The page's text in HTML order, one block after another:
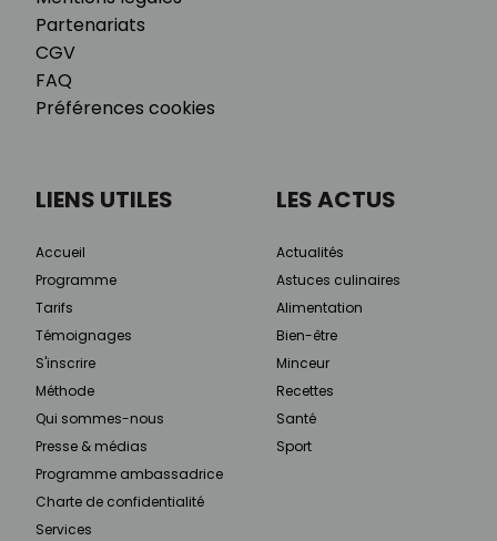
Partenariats
CGV
FAQ
Préférences cookies
LIENS UTILES
Accueil
Programme
Tarifs
Témoignages
S'inscrire
Méthode
Qui sommes-nous
Presse & médias
Programme ambassadrice
Charte de confidentialité
Services
LES ACTUS
Actualités
Astuces culinaires
Alimentation
Bien-être
Minceur
Recettes
Santé
Sport